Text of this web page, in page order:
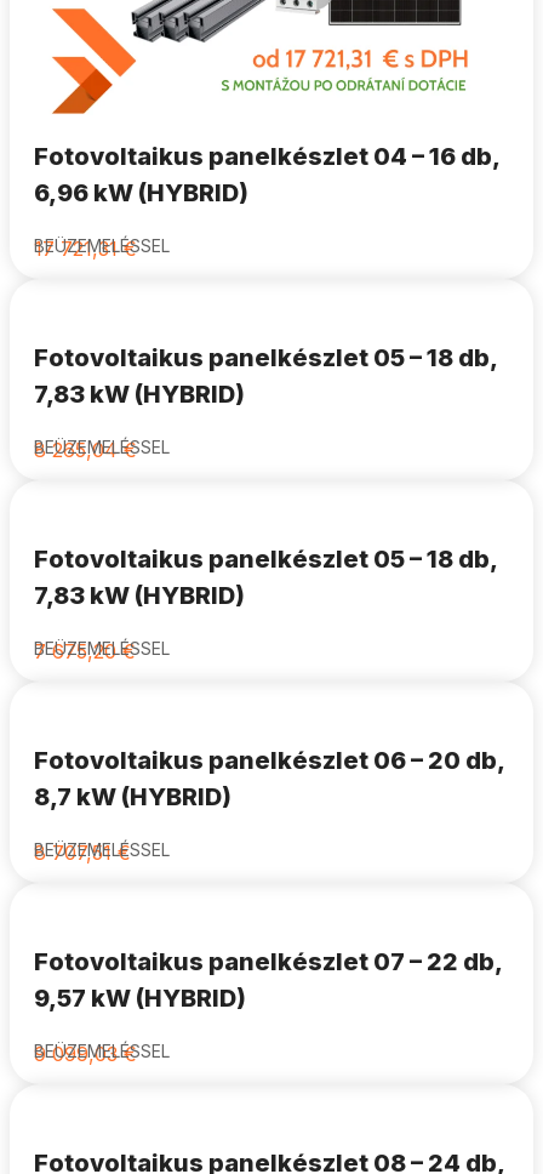
Fotovoltaikus panelkészlet 04 – 16 db,
6,96 kW (HYBRID)
17 721,31€
BEÜZEMELÉSSEL
Fotovoltaikus panelkészlet 05 – 18 db,
7,83 kW (HYBRID)
8 265,04€
BEÜZEMELÉSSEL
Fotovoltaikus panelkészlet 05 – 18 db,
7,83 kW (HYBRID)
7 675,20€
BEÜZEMELÉSSEL
Fotovoltaikus panelkészlet 06 – 20 db,
8,7 kW (HYBRID)
8 707,51€
BEÜZEMELÉSSEL
Fotovoltaikus panelkészlet 07 – 22 db,
9,57 kW (HYBRID)
9 099,03€
BEÜZEMELÉSSEL
Fotovoltaikus panelkészlet 08 – 24 db,